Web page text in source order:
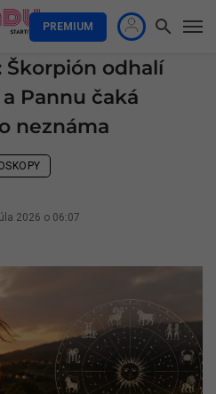
PREMIUM
Škorpión odhalí
Pannu čaká
neznáma
2026 o 06:07